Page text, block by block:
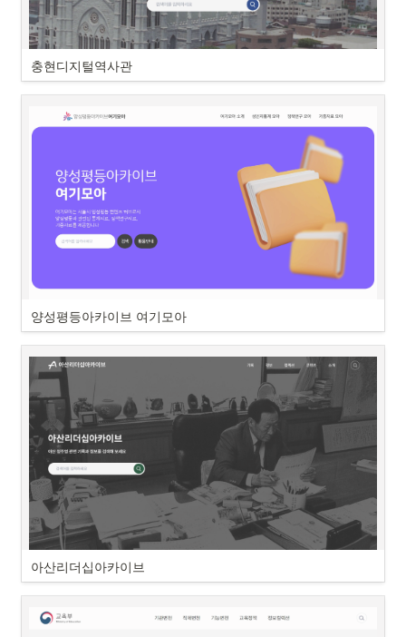
충현디지털역사관
양성평등아카이브 여기모아
아산리더십아카이브